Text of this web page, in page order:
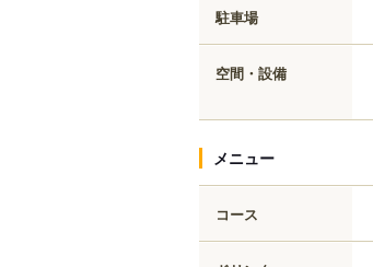
駐車場
空間・設備
メニュー
コース